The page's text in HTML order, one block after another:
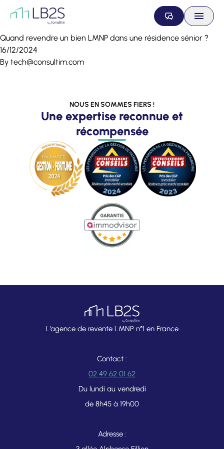
Aller au contenu
Quand revendre un bien LMNP dans une résidence sénior ?
16/12/2024
By tech@consultim.com
NOUS EN SOMMES FIERS !
Une expertise reconnue et
récompensée
L’agence de revente LMNP n°1 en France
Contact :
02 49 62 01 62
Du lundi au vendredi
de 8h45 à 19h00
Adresse :